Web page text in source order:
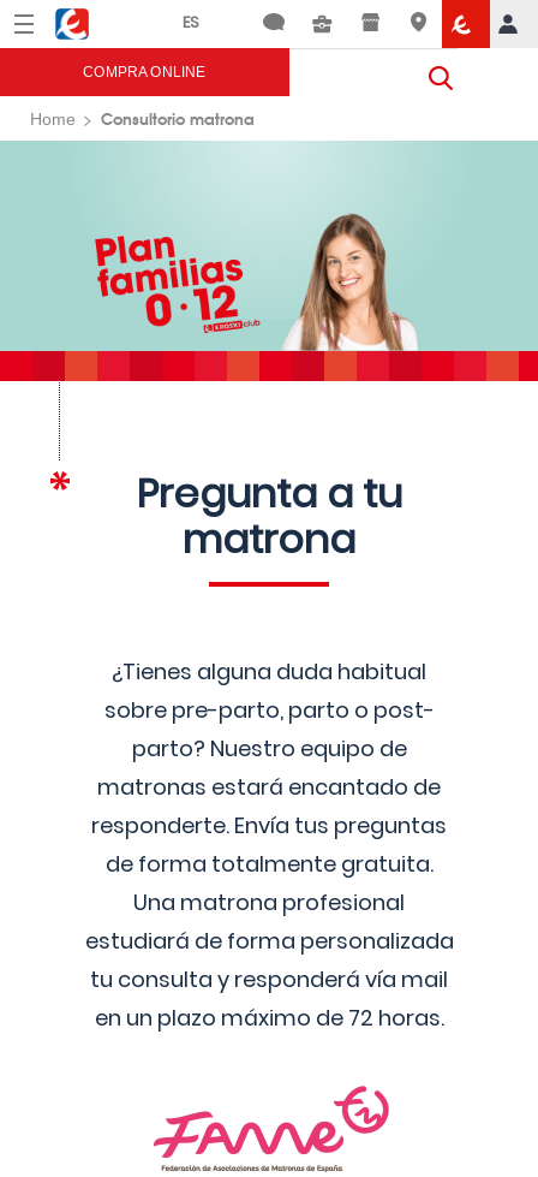
Menú Eroski
COMPRA ONLINE
Home Consultorio matrona
Pregunta a tu
matrona
¿Tienes alguna duda habitual
sobre pre-parto, parto o post-
parto? Nuestro equipo de
matronas estará encantado de
responderte. Envía tus preguntas
de forma totalmente gratuita.
Una matrona profesional
estudiará de forma personalizada
tu consulta y responderá vía mail
en un plazo máximo de 72 horas.